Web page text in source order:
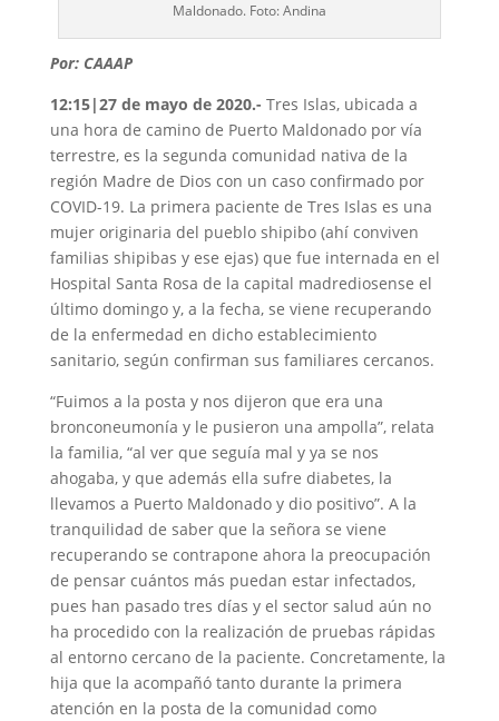
Maldonado. Foto: Andina
Por: CAAAP
12:15|27 de mayo de 2020.- Tres Islas, ubicada a
una hora de camino de Puerto Maldonado por vía
terrestre, es la segunda comunidad nativa de la
región Madre de Dios con un caso confirmado por
COVID-19. La primera paciente de Tres Islas es una
mujer originaria del pueblo shipibo (ahí conviven
familias shipibas y ese ejas) que fue internada en el
Hospital Santa Rosa de la capital madrediosense el
último domingo y, a la fecha, se viene recuperando
de la enfermedad en dicho establecimiento
sanitario, según confirman sus familiares cercanos.
“Fuimos a la posta y nos dijeron que era una
bronconeumonía y le pusieron una ampolla”, relata
la familia, “al ver que seguía mal y ya se nos
ahogaba, y que además ella sufre diabetes, la
llevamos a Puerto Maldonado y dio positivo”. A la
tranquilidad de saber que la señora se viene
recuperando se contrapone ahora la preocupación
de pensar cuántos más puedan estar infectados,
pues han pasado tres días y el sector salud aún no
ha procedido con la realización de pruebas rápidas
al entorno cercano de la paciente. Concretamente, la
hija que la acompañó tanto durante la primera
atención en la posta de la comunidad como